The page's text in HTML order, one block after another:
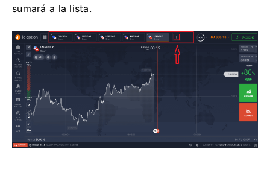
sumará a la lista.